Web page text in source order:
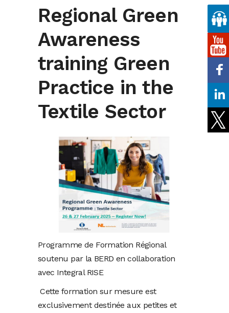
Regional Green
Awareness
training Green
Practice in the
Textile Sector
Programme de Formation Régional
soutenu par la BERD en collaboration
avec Integral RISE
Cette formation sur mesure est
exclusivement destinée aux petites et